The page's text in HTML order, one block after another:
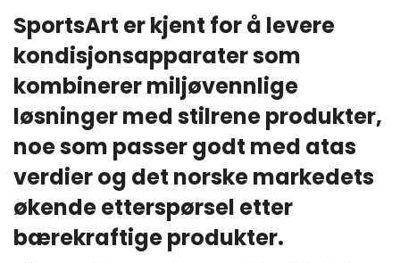
SportsArt er kjent for å levere
kondisjonsapparater som
kombinerer miljøvennlige
løsninger med stilrene produkter,
noe som passer godt med atas
verdier og det norske markedets
økende etterspørsel etter
bærekraftige produkter.